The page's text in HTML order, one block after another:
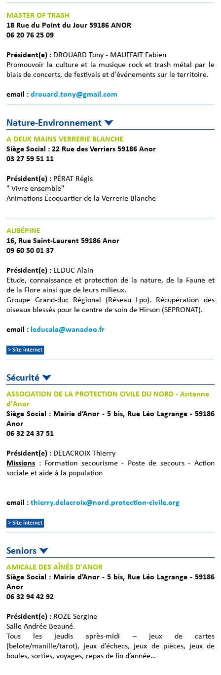
MASTER OF TRASH
18 Rue du Point du Jour 59186 ANOR
06 20 76 25 09
Président(e) : DROUARD Tony - MAUFFAIT Fabien
Promouvoir la culture et la musique rock et trash métal par le
biais de concerts, de festivals et d'événements sur le territoire.
email : drouard.tony@gmail.com
Nature-Environnement
A DEUX MAINS VERRERIE BLANCHE
Siège Social : 22 Rue des Verriers 59186 Anor
03 27 59 51 11
Président(e) : PÉRAT Régis
" Vivre ensemble"
Animations Écoquartier de la Verrerie Blanche
AUBÉPINE
16, Rue Saint-Laurent 59186 Anor
09 60 50 01 37
Président(e) : LEDUC Alain
Etude, connaissance et protection de la nature, de la Faune et
de la Flore ainsi que de leurs milieux.
Groupe Grand-duc Régional (Réseau Lpo). Récupération des
oiseaux blessés pour le centre de soin de Hirson (SEPRONAT).
email : leducala@wanadoo.fr
> Site internet
Sécurité
ASSOCIATION DE LA PROTECTION CIVILE DU NORD - Antenne
d'Anor
Siège Social : Mairie d’Anor - 5 bis, Rue Léo Lagrange - 59186
Anor
06 32 24 37 51
Président(e) : DELACROIX Thierry
Missions : Formation secourisme - Poste de secours - Action
sociale et aide à la population
email : thierry.delacroix@nord.protection-civile.org
> Site internet
Seniors
AMICALE DES AÎNÉS D'ANOR
Siège Social : Mairie d’Anor - 5 bis, Rue Léo Lagrange - 59186
Anor
06 32 94 42 92
Président(e) : ROZE Sergine
Salle Andrée Beauné.
Tous les jeudis après-midi – jeux de cartes
(belote/manille/tarot), jeux d’échecs, jeux de pièces, jeux de
boules, sorties, voyages, repas de fin d’année…